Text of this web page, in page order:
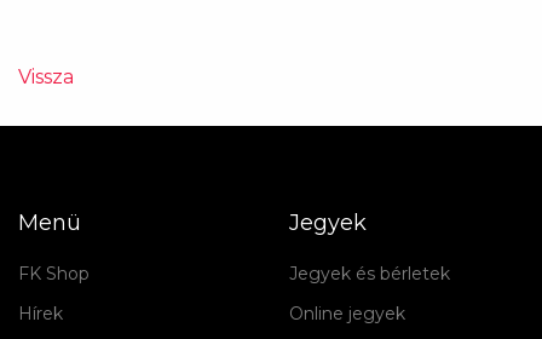
Vissza
Menü
FK Shop
Hírek
Jegyek
Jegyek és bérletek
Online jegyek